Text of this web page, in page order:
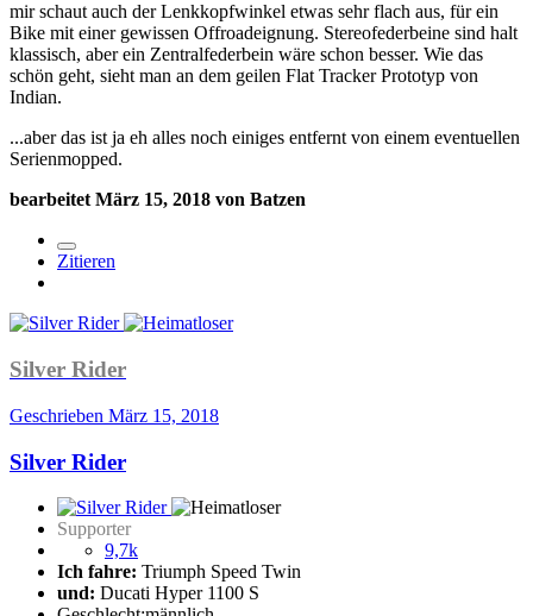
mir schaut auch der Lenkkopfwinkel etwas sehr flach aus, für ein
Bike mit einer gewissen Offroadeignung. Stereofederbeine sind halt
klassisch, aber ein Zentralfederbein wäre schon besser. Wie das
schön geht, sieht man an dem geilen Flat Tracker Prototyp von
Indian.
...aber das ist ja eh alles noch einiges entfernt von einem eventuellen
Serienmopped.
bearbeitetMärz 15, 2018 von Batzen
Zitieren
Silver Rider
Geschrieben März 15, 2018
Silver Rider
Supporter
9,7k
Ich fahre: Triumph Speed Twin
und: Ducati Hyper 1100 S